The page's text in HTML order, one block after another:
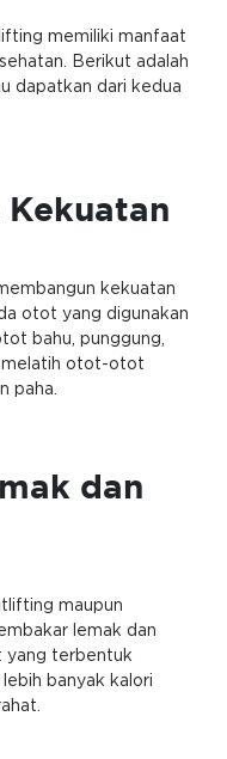
memiliki manfaat
Berikut adalah
dapatkan dari kedua
Kekuatan
kekuatan
otot yang digunakan
bahu, punggung,
melatih otot-otot
paha.
dan
maupun
lemak dan
yang terbentuk
banyak kalori